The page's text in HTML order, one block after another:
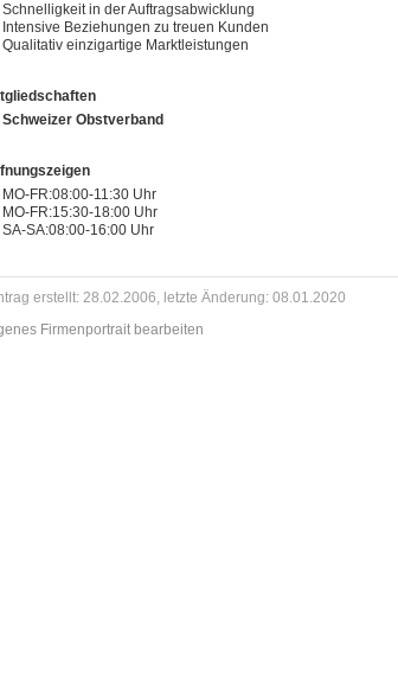
Schnelligkeit in der Auftragsabwicklung
Intensive Beziehungen zu treuen Kunden
Qualitativ einzigartige Marktleistungen
Schweizer Obstverband
MO-FR:08:00-11:30 Uhr
MO-FR:15:30-18:00 Uhr
SA-SA:08:00-16:00 Uhr
erstellt: 28.02.2006, letzte Änderung: 08.01.2020
Firmenportrait bearbeiten